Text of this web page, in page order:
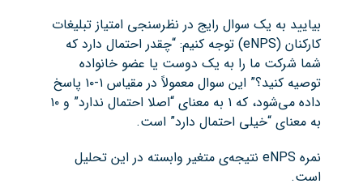
بیایید به یک سوال رایج در نظرسنجی امتیاز تبلیغات
کارکنان (eNPS) توجه کنیم: “چقدر احتمال دارد که
شما شرکت ما را به یک دوست یا عضو خانواده
توصیه کنید؟” این سوال معمولاً در مقیاس ۱-۱۰ پاسخ
داده می‌شود، که ۱ به معنای “اصلا احتمال ندارد” و ۱۰
به معنای “خیلی احتمال دارد” است.
نمره eNPS نتیجه‌ی متغیر وابسته در این تحلیل
است.